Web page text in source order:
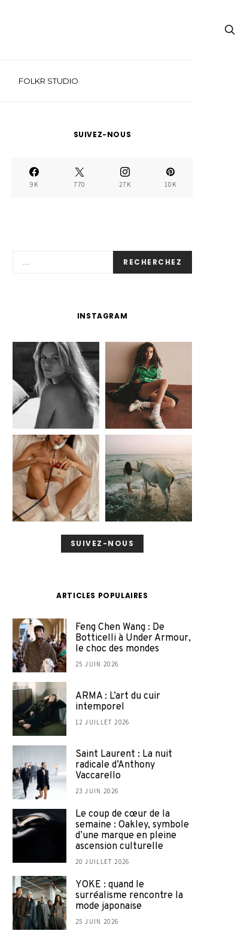
FOLKR STUDIO
SUIVEZ-NOUS
9K 770 27K 10K
RECHERCHEZ
INSTAGRAM
SUIVEZ-NOUS
ARTICLES POPULAIRES
Feng Chen Wang : De
Botticelli à Under Armour,
le choc des mondes
25 JUIN 2026
ARMA : L’art du cuir
intemporel
12 JUILLET 2026
Saint Laurent : La nuit
radicale d’Anthony
Vaccarello
23 JUIN 2026
Le coup de cœur de la
semaine : Oakley, symbole
d’une marque en pleine
ascension culturelle
20 JUILLET 2026
YOKE : quand le
surréalisme rencontre la
mode japonaise
25 JUIN 2026